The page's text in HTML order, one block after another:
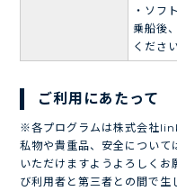
・ソフ
乗船後
くださ
ご利用にあたって
※各プログラムは株式会社
私物や貴重品、安全について
いただけますようよろしくお
び利用者と第三者との間で